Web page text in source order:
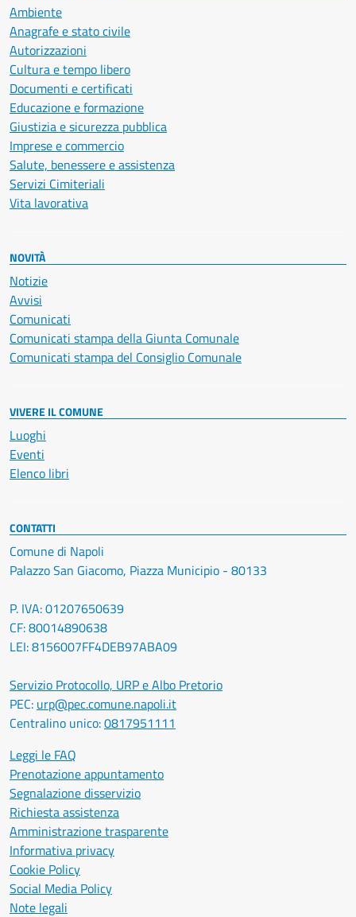
Ambiente
Anagrafe e stato civile
Autorizzazioni
Cultura e tempo libero
Documenti e certificati
Educazione e formazione
Giustizia e sicurezza pubblica
Imprese e commercio
Salute, benessere e assistenza
Servizi Cimiteriali
Vita lavorativa
NOVITÀ
Notizie
Avvisi
Comunicati
Comunicati stampa della Giunta Comunale
Comunicati stampa del Consiglio Comunale
VIVERE IL COMUNE
Luoghi
Eventi
Elenco libri
CONTATTI
Comune di Napoli
Palazzo San Giacomo, Piazza Municipio - 80133
P. IVA: 01207650639
CF: 80014890638
LEI: 8156007FF4DEB97ABA09
Servizio Protocollo, URP e Albo Pretorio
PEC: urp@pec.comune.napoli.it
Centralino unico:0817951111
Leggi le FAQ
Prenotazione appuntamento
Segnalazione disservizio
Richiesta assistenza
Amministrazione trasparente
Informativa privacy
Cookie Policy
Social Media Policy
Note legali